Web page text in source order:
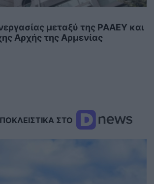
μεταξύ της ΡΑΑΕΥ και
Αρχής της Αρμενίας
ΣΤΟ